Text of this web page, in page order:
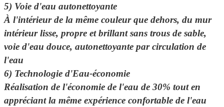
5) Voie d'eau autonettoyante
À l'intérieur de la même couleur que dehors, du mur
intérieur lisse, propre et brillant sans trous de sable,
voie d'eau douce, autonettoyante par circulation de
l'eau
6) Technologie d'Eau-économie
Réalisation de l'économie de l'eau de 30% tout en
appréciant la même expérience confortable de l'eau